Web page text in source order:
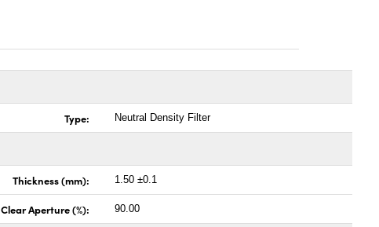
Type: Neutral Density Filter
Thickness (mm): 1.50 ±0.1
Clear Aperture (%): 90.00